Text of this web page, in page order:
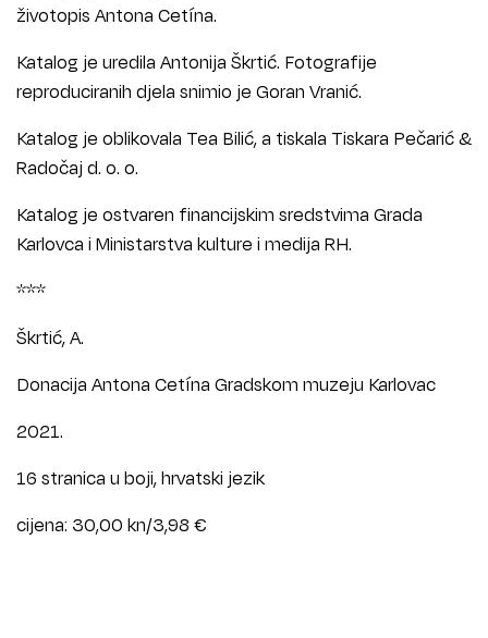
životopis Antona Cetína.
Katalog je uredila Antonija Škrtić. Fotografije
reproduciranih djela snimio je Goran Vranić.
Katalog je oblikovala Tea Bilić, a tiskala Tiskara Pečarić &
Radočaj d. o. o.
Katalog je ostvaren financijskim sredstvima Grada
Karlovca i Ministarstva kulture i medija RH.
***
Škrtić, A.
Donacija Antona Cetína Gradskom muzeju Karlovac
2021.
16 stranica u boji, hrvatski jezik
cijena: 30,00 kn/3,98 €